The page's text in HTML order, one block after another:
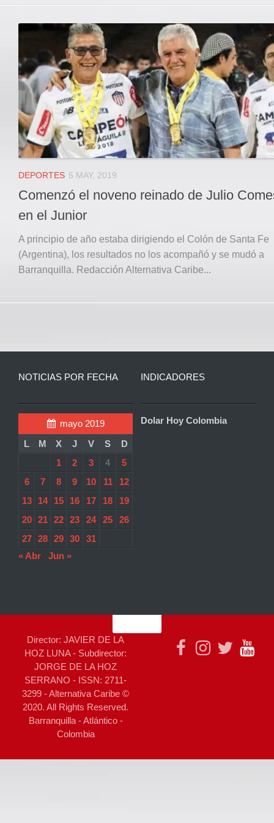
DEPORTES 5 MAY, 2019
Comenzó el noveno reinado de Julio
en el Junior
A principio de año estaba dirigiendo el Colón de Santa Fe
(Argentina), los resultados no los acompañó y se mudó a
Barranquilla. Redacción Alternativa Caribe...
NOTICIAS POR FECHA
mayo 2019
L
M X J V S
D
1
2 3 4
5
6
7 8 9 10 11
12
13
14 15 16 17 18
19
20
21 22 23 24 25
26
27
28 29 30
31
« Abr
Jun »
INDICADORES
Dolar Hoy Colombia
Director: JAVIER DE LA
HOZ LUNA - Subdirector:
JORGE DE LA HOZ
SERRANO - ISSN: 2711-
3299 - Alternativa Caribe ©
2020. All Rights Reserved.
Barranquilla - Atlántico -
Colombia